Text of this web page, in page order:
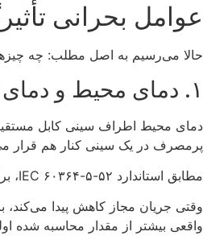
عوامل بحرانی
حالا می‌رسیم به اصل مطلب: چه
۱. دمای محیط و دمای کارکرد کابل
پرمصرف در یک سینی کنار هم قرار می‌گیرند، دمای
مطابق استاندارد IEC ۶۰۳۶۴-۵-۵۲، برای کابل‌های با عایق XLPE در دمای ۳۵ درجه سانتی‌گراد، ضریب تصحیح دما برابر ۰.۸۶ است. یعنی جریان مجاز کابل باید در این عدد ضرب شود.
وقتی جریان مجاز کاهش پیدا
واقعی بیشتر از مقدار محاسبه شده